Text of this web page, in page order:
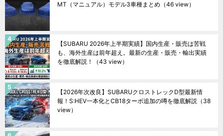
MT（マニュアル）モデル3車種まとめ （46 view）
【SUBARU 2026年上半期実績】国内生産・販売は苦戦
も、海外生産は前年超え。最新の生産・販売・輸出実績
を徹底解説！
（43 view）
【2026年次改良】SUBARUクロストレックD型最新情
報！S:HEV一本化とCB18ターボ追加の噂を徹底解説 （38
view）